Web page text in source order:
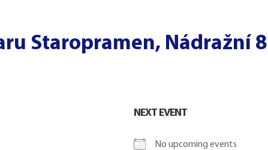
Staropramen, Nádražní
NEXT EVENT
No upcoming events